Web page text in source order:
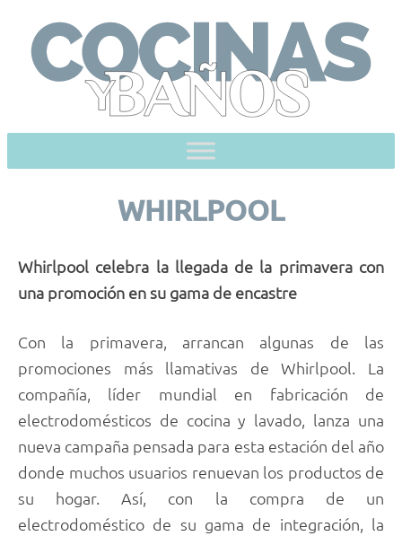
content
WHIRLPOOL
Whirlpool celebra la llegada de la primavera con
una promoción en su gama de encastre
Con la primavera, arrancan algunas de las
promociones más llamativas de Whirlpool. La
compañía, líder mundial en fabricación de
electrodomésticos de cocina y lavado, lanza una
nueva campaña pensada para esta estación del año
donde muchos usuarios renuevan los productos de
su hogar. Así, con la compra de un
electrodoméstico de su gama de integración, la